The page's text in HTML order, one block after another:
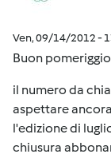
Ven, 09/14/2012 -
Buon
il numero da
aspettare
l'edizione di
chiusura